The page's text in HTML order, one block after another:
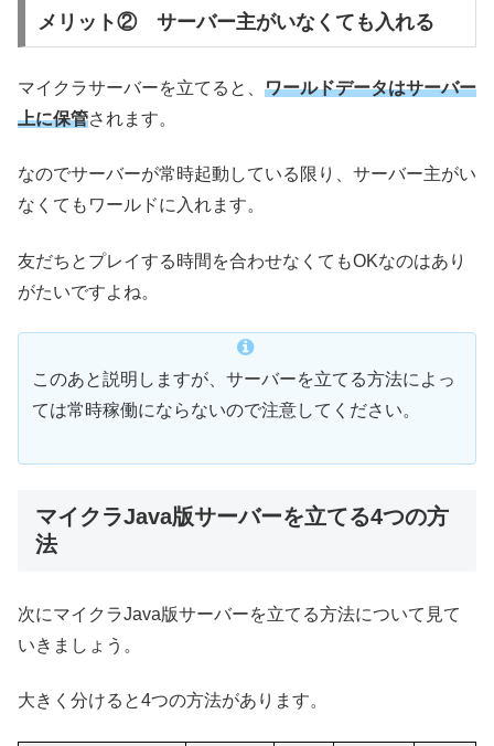
メリット② サーバー主がいなくても入れる
マイクラサーバーを立てると、 ワールドデータはサーバー
上に保管されます。
なのでサーバーが常時起動している限り、サーバー主がい
なくてもワールドに入れます。
友だちとプレイする時間を合わせなくてもOKなのはあり
がたいですよね。
このあと説明しますが、サーバーを立てる方法によっ
ては常時稼働にならないので注意してください。
マイクラJava版サーバーを立てる4つの方
法
次にマイクラJava版サーバーを立てる方法について見て
いきましょう。
大きく分けると4つの方法があります。